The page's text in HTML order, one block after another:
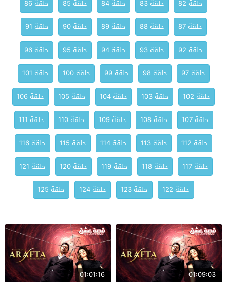
حلقة 82 حلقة 83 حلقة 84 حلقة 85
حلقة 86
حلقة 87
حلقة 88 حلقة 89 حلقة 90
حلقة 91
حلقة 92
حلقة 93 حلقة 94 حلقة 95
حلقة 96
حلقة 97
حلقة 98 حلقة 99 حلقة 100
حلقة 101
حلقة 102
حلقة 103 حلقة 104 حلقة 105
حلقة 106
حلقة 107
حلقة 108 حلقة 109 حلقة 110
حلقة 111
حلقة 112
حلقة 113 حلقة 114 حلقة 115
حلقة 116
حلقة 117
حلقة 118 حلقة 119 حلقة 120
حلقة 121
حلقة 122
حلقة 123 حلقة 124 حلقة 125
01:09:03
01:01:16